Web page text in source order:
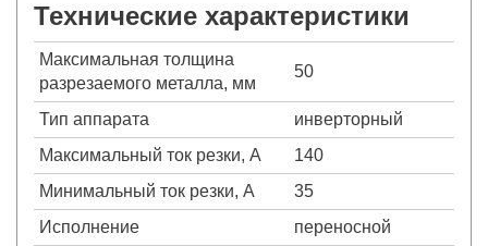
Технические характеристики
Максимальная толщина
разрезаемого металла, мм
50
Тип аппарата
инверторный
Максимальный ток резки, А
140
Минимальный ток резки, А
35
Исполнение
переносной